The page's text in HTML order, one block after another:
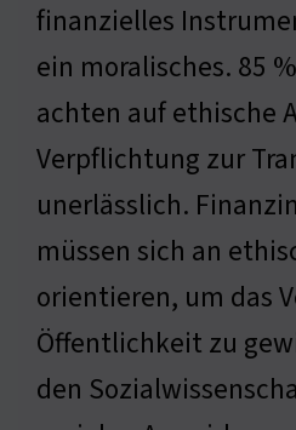
finanzielles
ein moralisches. 85
achten auf ethische
Verpflichtung zur
unerlässlich.
müssen sich an
orientieren, um das
Öffentlichkeit zu
den